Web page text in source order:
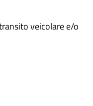
veicolare e/o